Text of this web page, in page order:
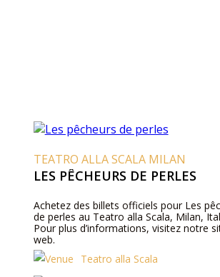
TEATRO ALLA SCALA MILAN
LES PÊCHEURS DE PERLES
Achetez des billets officiels pour Les
de perles au Teatro alla Scala, Milan,
Pour plus d’informations, visitez notre
web.
Teatro alla Scala